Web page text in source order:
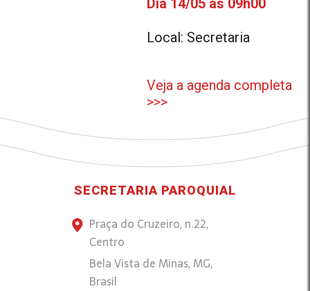
Dia 14/05 às 09h00
Local: Secretaria
Veja a agenda completa
>>>
SECRETARIA PAROQUIAL
Praça do Cruzeiro, n.22,
Centro
Bela Vista de Minas, MG,
Brasil